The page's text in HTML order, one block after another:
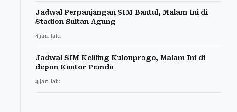
Jadwal Perpanjangan SIM Bantul, Malam Ini di
Stadion Sultan Agung
4 jam lalu
Jadwal SIM Keliling Kulonprogo, Malam Ini di
depan Kantor Pemda
4 jam lalu